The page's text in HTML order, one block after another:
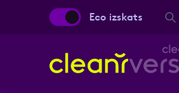
Eco izskats